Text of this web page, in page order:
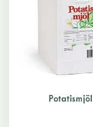
Potatismjöl